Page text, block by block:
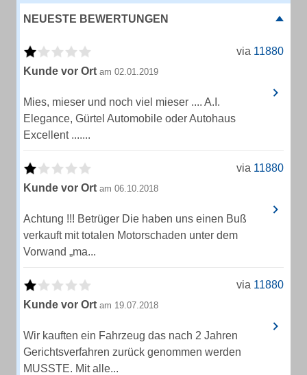
NEUESTE BEWERTUNGEN
via 11880
Kunde vor Ort am 02.01.2019
Mies, mieser und noch viel mieser .... A.I.
Elegance, Gürtel Automobile oder Autohaus
Excellent .......
via 11880
Kunde vor Ort am 06.10.2018
Achtung !!! Betrüger Die haben uns einen Buß
verkauft mit totalen Motorschaden unter dem
Vorwand „ma...
via 11880
Kunde vor Ort am 19.07.2018
Wir kauften ein Fahrzeug das nach 2 Jahren
Gerichtsverfahren zurück genommen werden
MUSSTE. Mit alle...